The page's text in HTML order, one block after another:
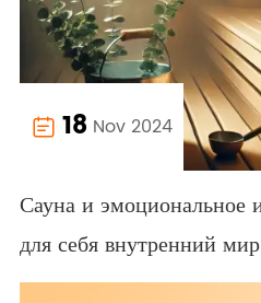
 18 Nov 2024
Сауна и эмоциональное
для себя внутренний